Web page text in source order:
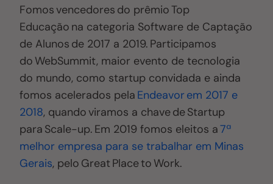
Fomos vencedores do prêmio Top
Educação na categoria Software de Captação
de Alunos de 2017 a 2019. Participamos
do WebSummit, maior evento de tecnologia
do mundo, como startup convidada e ainda
fomos acelerados pela Endeavor em 2017 e
2018, quando viramos a chave de Startup
para Scale-up. Em 2019 fomos eleitos a7ª
melhor empresa para se trabalhar em Minas
Gerais, pelo Great Place to Work.